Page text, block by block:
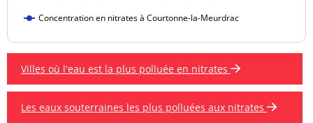
Concentration en nitrates à Courtonne-la-Meurdrac
Villes où l'eau est la plus polluée en nitrates
Les eaux souterraines les plus polluées aux nitrates